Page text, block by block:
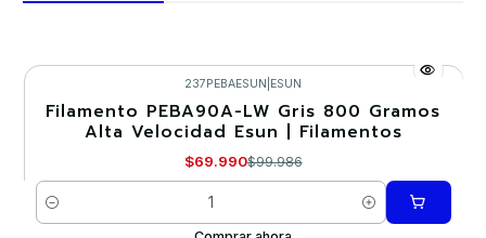
-30%
237PEBAESUN ESUN
Filamento PEBA90A-LW Gris 800 Gramos
Alta Velocidad Esun | Filamentos
$69.990$99.986
Cantidad